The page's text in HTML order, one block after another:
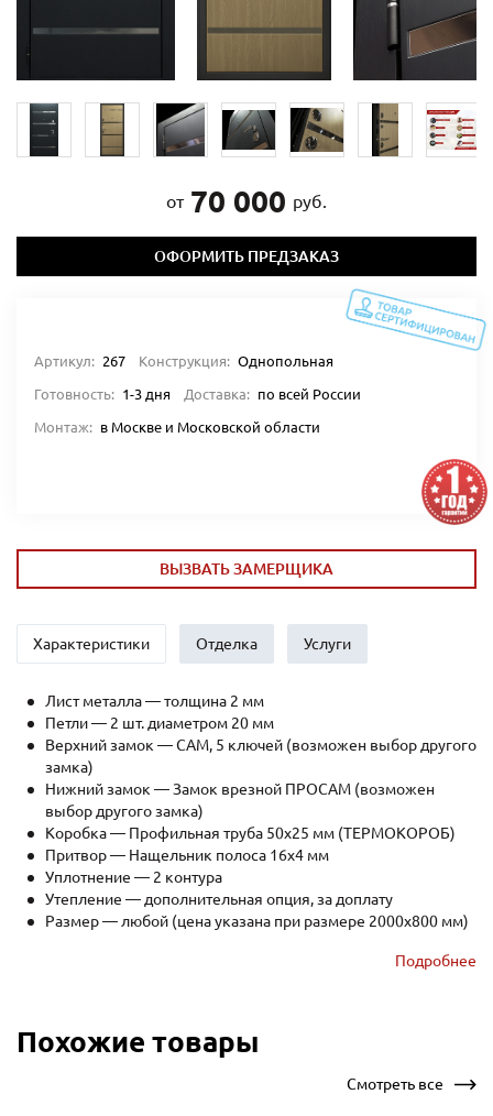
от 70 000 руб.
ОФОРМИТЬ ПРЕДЗАКАЗ
Артикул: 267 Конструкция: Однопольная
Готовность: 1-3 дня Доставка: по всей России
Монтаж: в Москве и Московской области
ВЫЗВАТЬ ЗАМЕРЩИКА
Характеристики Отделка Услуги
Лист металла — толщина 2 мм
Петли — 2 шт. диаметром 20 мм
Верхний замок — САМ, 5 ключей (возможен выбор другого
замка)
Нижний замок — Замок врезной ПРОСАМ (возможен
выбор другого замка)
Коробка — Профильная труба 50х25 мм (ТЕРМОКОРОБ)
Притвор — Нащельник полоса 16х4 мм
Уплотнение — 2 контура
Утепление — дополнительная опция, за доплату
Размер — любой (цена указана при размере 2000x800 мм)
Подробнее
Похожие товары
Смотреть все